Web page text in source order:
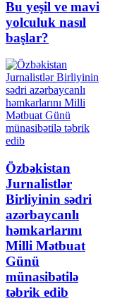
Bu yeşil ve mavi
yolculuk nasıl
başlar?
Özbəkistan
Jurnalistlər
Birliyinin sədri
azərbaycanlı
həmkarlarını
Milli Mətbuat
Günü
münasibətilə
təbrik edib